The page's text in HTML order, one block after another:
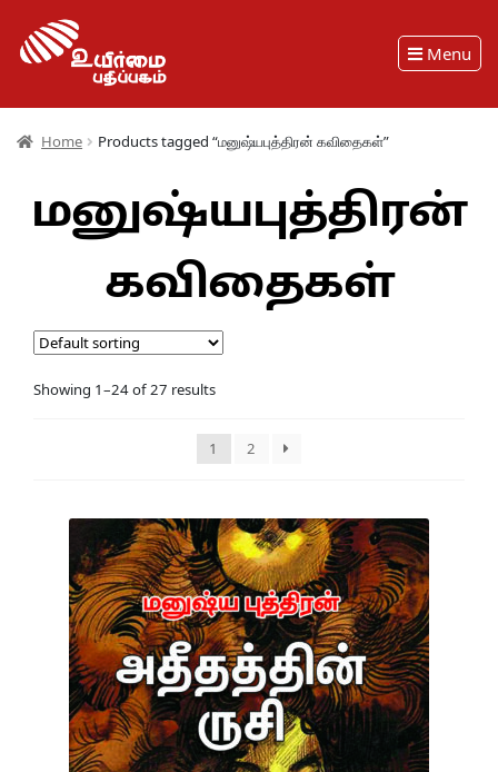
Menu
Home Products tagged “மனுஷ்யபுத்திரன் கவிதைகள்”
மனுஷ்யபுத்திரன்
கவிதைகள்
Showing 1–24 of 27 results
1 2